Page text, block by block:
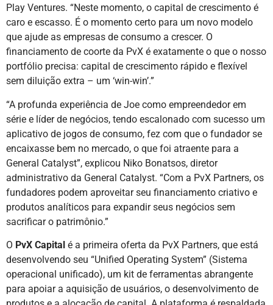
Play Ventures. “Neste momento, o capital de crescimento é
caro e escasso. É o momento certo para um novo modelo
que ajude as empresas de consumo a crescer. O
financiamento de coorte da PvX é exatamente o que o nosso
portfólio precisa: capital de crescimento rápido e flexível
sem diluição extra – um ‘win-win’.”
“A profunda experiência de Joe como empreendedor em
série e líder de negócios, tendo escalonado com sucesso um
aplicativo de jogos de consumo, fez com que o fundador se
encaixasse bem no mercado, o que foi atraente para a
General Catalyst”, explicou Niko Bonatsos, diretor
administrativo da General Catalyst. “Com a PvX Partners, os
fundadores podem aproveitar seu financiamento criativo e
produtos analíticos para expandir seus negócios sem
sacrificar o patrimônio.”
O PvX Capital é a primeira oferta da PvX Partners, que está
desenvolvendo seu “Unified Operating System” (Sistema
operacional unificado), um kit de ferramentas abrangente
para apoiar a aquisição de usuários, o desenvolvimento de